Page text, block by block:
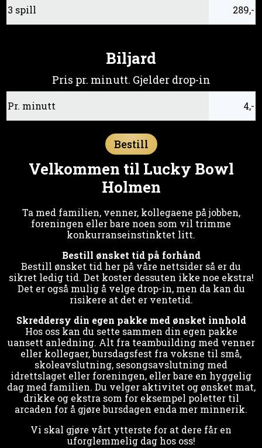
3 spill 289,-
Biljard
Pris pr. minutt. Gjelder drop-in
Pr. minutt 4,-
Bestill
Velkommen til Lucky Bowl
Holmen
Ta med familien, venner, kollegaene på jobben,
foreningen eller bare noen som vil trimme
konkurranseinstinktet litt.
Bestill ønsket tid på forhånd
Bestill ønsket tid her på våre nettsider så er du
sikret ledig tid. Det koster dessuten ikke noe ekstra!
Det er også mulig å velge drop-in, men da kan du
risikere at det er ventetid.
Skreddersy din egen pakke med ønsket innhold
Hos oss kan du sette sammen din egen pakke
uansett anledning. Alt fra teambuilding med venner
eller kollegaer, bursdagsfest fra voksne til små,
skoleavslutning, sesongsavslutning med
idrettslaget eller foreningen, eller bare en hyggelig
dag med familien. Du velger aktivitet og ønsket mat,
drikke og ekstra som for eksempel poletter til
arcaden for å gjøre bursdagen enda mer minnerik.
Vi skal gjøre vårt ytterste for at dere får en
uforglemmelig dag hos oss!